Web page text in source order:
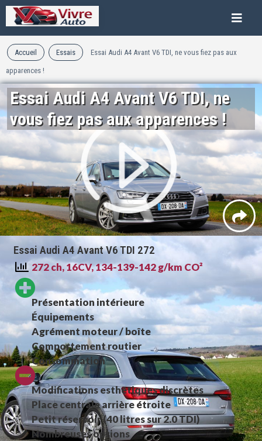
Accueil Essais Essai Audi A4 Avant V6 TDI, ne vous fiez pas aux
apparences !
Essai Audi A4 Avant V6 TDI, ne
vous fiez pas aux apparences !
Essai Audi A4 Avant V6 TDI 272
272 ch, 16CV, 134-139-142 g/km CO²
Présentation intérieure
Équipements
Agrément moteur / boîte
Comportement routier
Consommation
Modifications esthétiques discrètes
Place centrale arrière étroite
Petit réservoir (40 litres sur 2.0 TDI)
Nombreuses options